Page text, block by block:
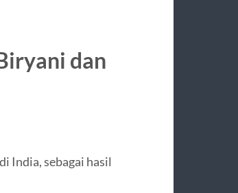
dan
India, sebagai hasil